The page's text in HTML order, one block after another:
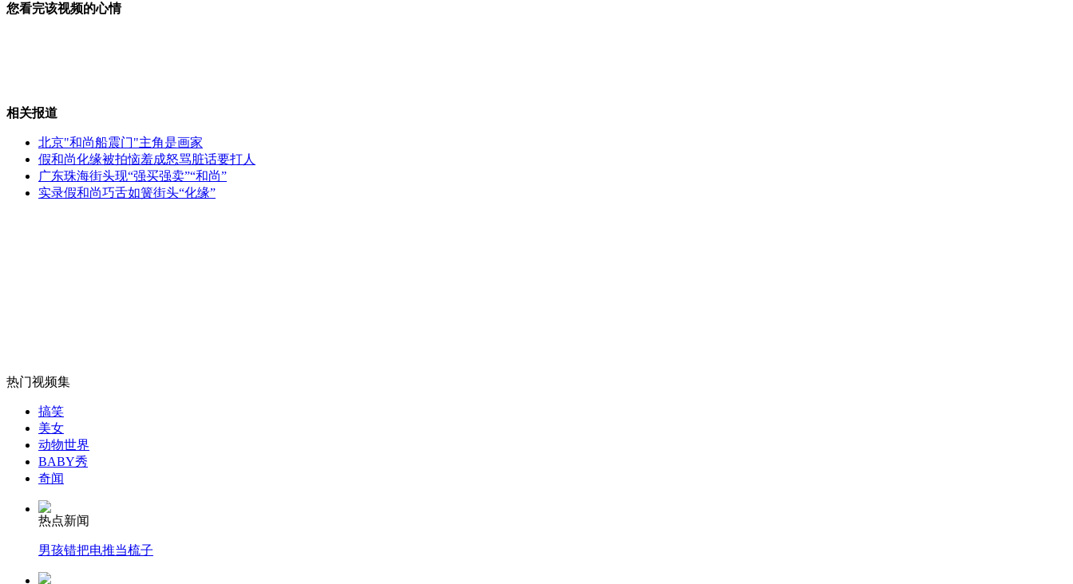
和尚与女伴喝酒开房疑似炒作被抓
女孩北京地铁殴打老人 痛下狠手拳打脚踢
无痛分娩是否安全 医生回应
您看完该视频的心情
相关报道
北京"和尚船震门"主角是画家
假和尚化缘被拍恼羞成怒骂脏话要打人
广东珠海街头现“强买强卖”“和尚”
实录假和尚巧舌如簧街头“化缘”
热门视频集
搞笑
美女
动物世界
BABY秀
奇闻
热点新闻
男孩错把电推当梳子